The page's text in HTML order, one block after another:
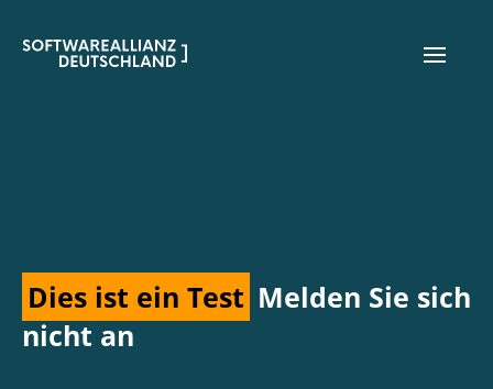
Dies ist ein Test Melden Sie sich
nicht an